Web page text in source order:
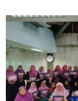
dalam kalangan